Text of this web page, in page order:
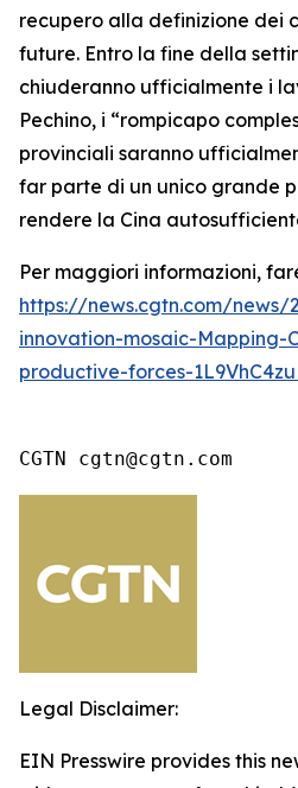
recupero alla definizione dei
future. Entro la fine della
chiuderanno ufficialmente i
Pechino, i “rompicapo
provinciali saranno
far parte di un unico grande
rendere la Cina
Per maggiori informazioni,
https://news.cgtn.com/news/
innovation-mosaic-Mapping-
productive-forces-
CGTN cgtn@cgtn.com
Legal Disclaimer:
EIN Presswire provides this